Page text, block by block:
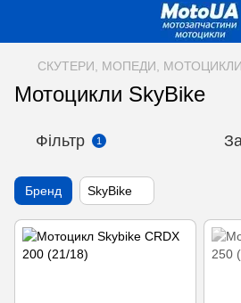
СКУТЕРИ, МОПЕДИ, МОТОЦИКЛИ
Мотоцикли SkyBike
Фільтр 1
Бренд SkyBike